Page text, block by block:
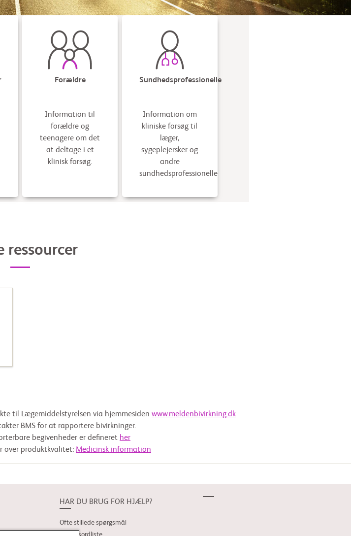
Forældre
Information til
forældre og
teenagere om det
at deltage i et
klinisk forsøg.
Sundhedsprofessionelle
Information om
kliniske forsøg til
læger,
sygeplejersker og
andre
sundhedsprofessionelle
ressourcer
til Lægemiddelstyrelsen via hjemmesiden www.meldenbivirkning.dk
BMS for at rapportere bivirkninger.
begivenheder er defineret her
over produktkvalitet: Medicinsk information
HAR DU BRUG FOR HJÆLP?
Ofte stillede spørgsmål
Forsøgsordliste